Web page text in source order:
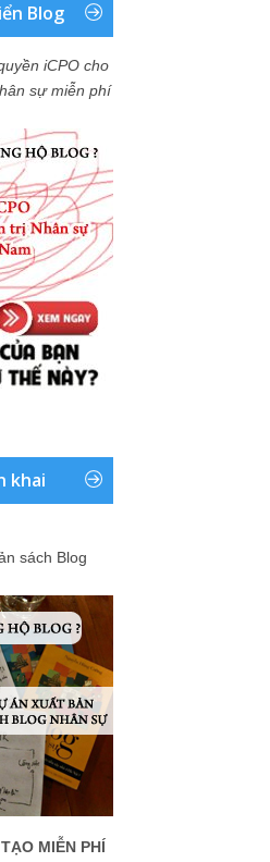
Blog
iCPO cho
sự miễn phí
khai
sách Blog
MIỄN PHÍ